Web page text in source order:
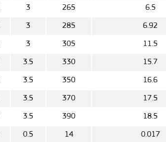
3 265 6.5
3 285 6.92
3 305 11.5
3.5 330 15.7
3.5 350 16.6
3.5 370 17.5
3.5 390 18.5
0.5 14 0.017